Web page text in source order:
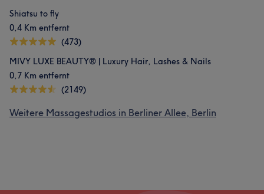
Shiatsu to fly
0,4 Km entfernt
(473)
MIVY LUXE BEAUTY® | Luxury Hair, Lashes & Nails
0,7 Km entfernt
(2149)
Weitere Massagestudios in Berliner Allee, Berlin